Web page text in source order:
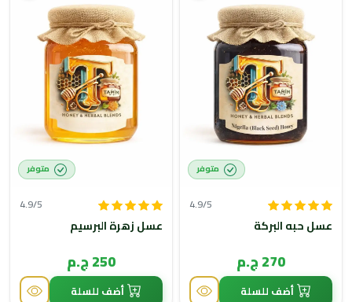
متوفر
4.9/5
عسل حبه البركة
270 ج.م
أضف للسلة
متوفر
4.9/5
عسل زهرة البرسيم
250 ج.م
أضف للسلة